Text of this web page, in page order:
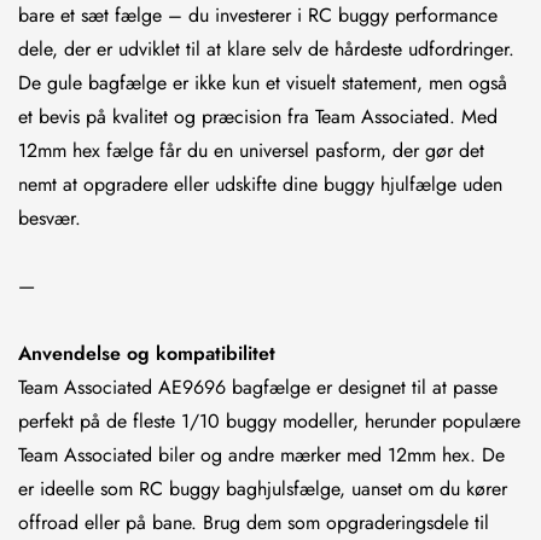
bare et sæt fælge – du investerer i RC buggy performance
dele, der er udviklet til at klare selv de hårdeste udfordringer.
De gule bagfælge er ikke kun et visuelt statement, men også
et bevis på kvalitet og præcision fra Team Associated. Med
12mm hex fælge får du en universel pasform, der gør det
nemt at opgradere eller udskifte dine buggy hjulfælge uden
besvær.
—
Anvendelse og kompatibilitet
Team Associated AE9696 bagfælge er designet til at passe
perfekt på de fleste 1/10 buggy modeller, herunder populære
Team Associated biler og andre mærker med 12mm hex. De
er ideelle som RC buggy baghjulsfælge, uanset om du kører
offroad eller på bane. Brug dem som opgraderingsdele til